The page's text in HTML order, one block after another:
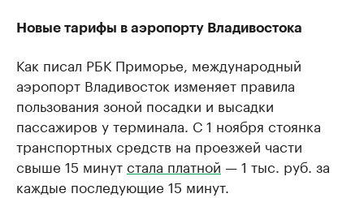
Новые тарифы в аэропорту Владивостока
Как писал РБК Приморье, международный
аэропорт Владивосток изменяет правила
пользования зоной посадки и высадки
пассажиров у терминала. С 1 ноября стоянка
транспортных средств на проезжей части
свыше 15 минутстала платной — 1 тыс. руб. за
каждые последующие 15 минут.